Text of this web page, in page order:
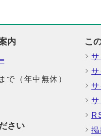
内
で（年中無休）
さい
こ
掲